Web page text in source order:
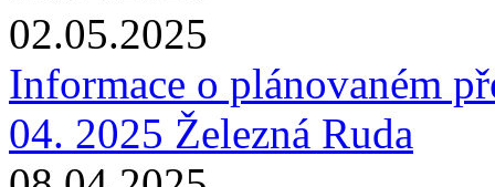
02.05.2025
Informace o plánovaném
04. 2025 Železná Ruda